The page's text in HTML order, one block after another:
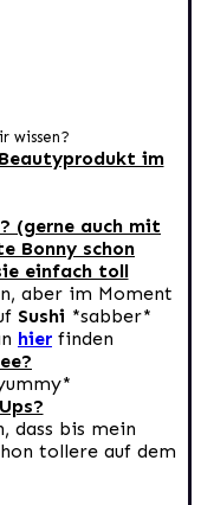
wissen?
im
(gerne auch mit
Bonny schon
einfach toll
aber im Moment
Sushi *sabber*
hier finden
dass bis mein
tollere auf dem